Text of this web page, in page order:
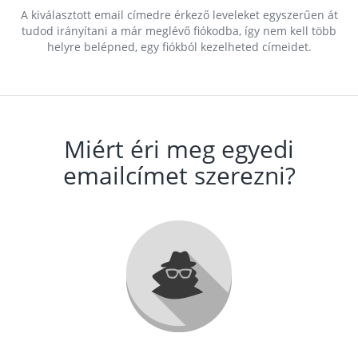
A kiválasztott email címedre érkező leveleket egyszerűen át
tudod irányítani a már meglévő fiókodba, így nem kell több
helyre belépned, egy fiókból kezelheted címeidet.
Miért éri meg egyedi
emailcímet szerezni?